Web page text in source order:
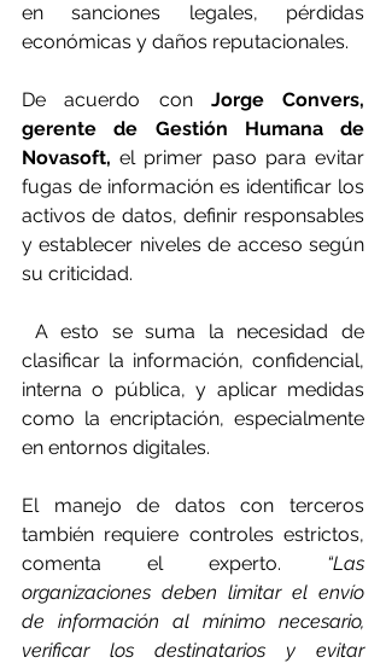
en sanciones legales, pérdidas
económicas y daños reputacionales.
De acuerdo con Jorge Convers,
gerente de Gestión Humana de
Novasoft, el primer paso para evitar
fugas de información es identificar los
activos de datos, definir responsables
y establecer niveles de acceso según
su criticidad.
A esto se suma la necesidad de
clasificar la información, confidencial,
interna o pública, y aplicar medidas
como la encriptación, especialmente
en entornos digitales.
El manejo de datos con terceros
también requiere controles estrictos,
comenta el experto. “Las
organizaciones deben limitar el envío
de información al mínimo necesario,
verificar los destinatarios y evitar